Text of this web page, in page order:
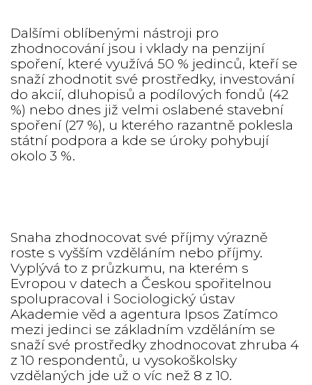
Dalšími oblíbenými nástroji pro
zhodnocování jsou i vklady na penzijní
spoření, které využívá 50 % jedinců, kteří se
snaží zhodnotit své prostředky, investování
do akcií, dluhopisů a podílových fondů (42
%) nebo dnes již velmi oslabené stavební
spoření (27 %), u kterého razantně poklesla
státní podpora a kde se úroky pohybují
okolo 3 %.
Snaha zhodnocovat své příjmy výrazně
roste s vyšším vzděláním nebo příjmy.
Vyplývá to z průzkumu, na kterém s
Evropou v datech a Českou spořitelnou
spolupracoval i Sociologický ústav
Akademie věd a agentura Ipsos Zatímco
mezi jedinci se základním vzděláním se
snaží své prostředky zhodnocovat zhruba 4
z 10 respondentů, u vysokoškolsky
vzdělaných jde už o víc než 8 z 10.